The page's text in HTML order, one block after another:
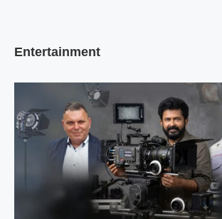
Entertainment